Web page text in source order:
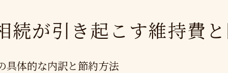
信頼できる不動産業者
続が引き起こす維持費
具体的な内訳と節約方法